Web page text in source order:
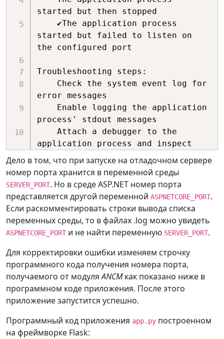
started but then stopped
started but failed to listen on
the configured port
Troubleshooting steps:
error messages
process' stdout messages
Дело в том, что при запуске на отладочном сервере
номер порта хранится в переменной среды
SERVER_PORT. Но в среде ASP.NET номер порта
представляется другой переменной ASPNETCORE_PORT.
Если раскомментировать строки вывода списка
переменных среды, то в файлах .log можно увидеть
ASPNETCORE_PORT и не найти переменную SERVER_PORT.
Для корректировки ошибки изменяем строчку
программного кода получения номера порта,
получаемого от модуляANCMкак показано ниже в
программном коде приложения. После этого
приложение запустится успешно.
Программный код приложения app.py построенном
на фреймворке Flask: